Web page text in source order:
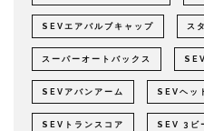
SEVエアバルブキャップ ス
スーパーオートバックス
SEVアバンアーム SEVヘッ
SEVトランスコア SEV 3ビ